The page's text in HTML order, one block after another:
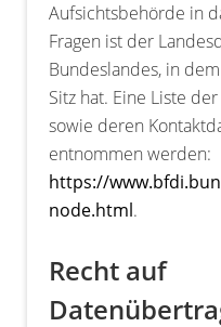
Aufsichtsbehörde in
Fragen ist der
Bundeslandes, in
Sitz hat. Eine Liste
sowie deren
entnommen werden:
https://
node.html.
Recht auf